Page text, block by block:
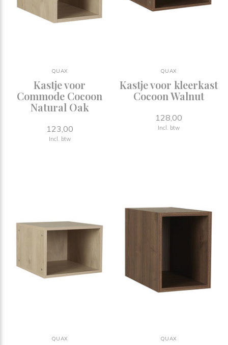
QUAX
Kastje voor
Commode Cocoon
Natural Oak
123,00
Incl. btw
QUAX
Kastje voor kleerkast
Cocoon Walnut
128,00
Incl. btw
QUAX QUAX